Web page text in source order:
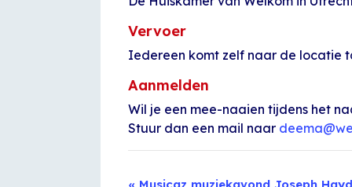
Vervoer
Iedereen komt zelf naar de locatie
Aanmelden
Wil je een mee-naaien tijdens het
Stuur dan een mail naar